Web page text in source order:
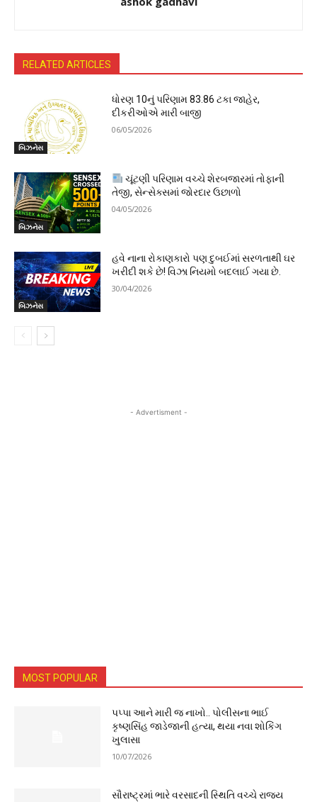
RELATED ARTICLES
બિઝનેસ
ધોરણ 10નું પરિણામ 83.86 ટકા જાહેર,
દીકરીઓએ મારી બાજી
06/05/2026
બિઝનેસ
ચૂંટણી પરિણામ વચ્ચે શેરબજારમાં તોફાની
તેજી, સેન્સેક્સમાં જોરદાર ઉછાળો
04/05/2026
બિઝનેસ
હવે નાના રોકાણકારો પણ દુબઈમાં સરળતાથી ઘર
ખરીદી શકે છે! વિઝા નિયમો બદલાઈ ગયા છે.
30/04/2026
- Advertisment -
MOST POPULAR
પપ્પા આને મારી જ નાખો.. પોલીસના ભાઈ
કૃષ્ણસિંહ જાડેજાની હત્યા, થયા નવા શોકિંગ
ખુલાસા
10/07/2026
સૌરાષ્ટ્રમાં ભારે વરસાદની સ્થિતિ વચ્ચે રાજ્ય